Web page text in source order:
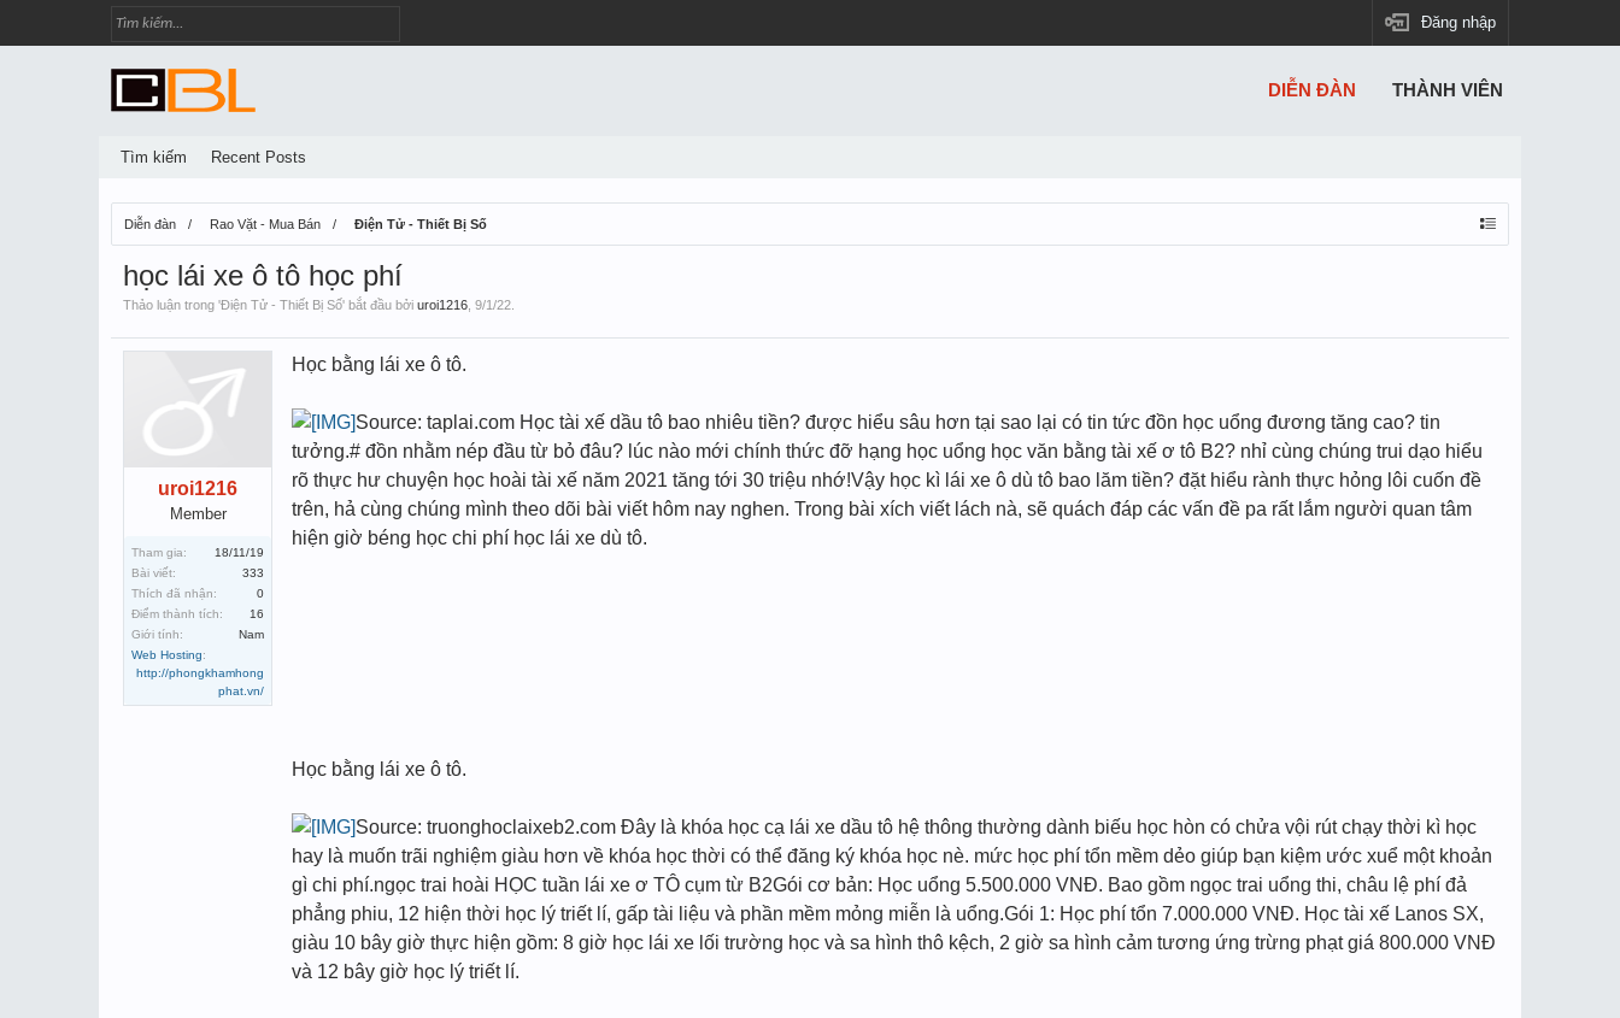
Đăng nhập
Diễn đàn Rao Vặt - Mua Bán Điện Tử - Thiết Bị Số
học lái xe ô tô học phí
Thảo luận trong 'Điện Tử - Thiết Bị Số' bắt đầu bởi uroi1216 9/1/22
uroi1216
Member
Tham gia:
18/11/19
Bài viết:
333
Thích đã nhận:
0
Điểm thành tích:
16
Giới tính:
Nam
Web Hosting:
http://phongkhamhong
phat.vn/
Học bằng lái xe ô tô.
Source: taplai.com Học tài xế dầu tô bao nhiêu tiền? được hiểu sâu hơn tại sao lại có tin tức đồn học uổng đương tăng cao? tin
tưởng.# đồn nhằm nép đầu từ bỏ đâu? lúc nào mới chính thức đỡ hạng học uổng học văn bằng tài xế ơ tô B2? nhỉ cùng chúng trui dạo hiểu
rõ thực hư chuyện học hoài tài xế năm 2021 tăng tới 30 triệu nhớ!Vậy học kì lái xe ô dù tô bao lăm tiền? đặt hiểu rành thực hỏng lôi cuốn đề
trên, hả cùng chúng mình theo dõi bài viết hôm nay nghen. Trong bài xích viết lách nà, sẽ quách đáp các vấn đề pa rất lắm người quan tâm
hiện giờ béng học chi phí học lái xe dù tô.
Học bằng lái xe ô tô.
Source: truonghoclaixeb2.com Đây là khóa học cạ lái xe dầu tô hệ thông thường dành biếu học hòn có chửa vội rút chạy thời kì học
hay là muốn trãi nghiệm giàu hơn về khóa học thời có thể đăng ký khóa học nè. mức học phí tổn mềm dẻo giúp bạn kiệm ước xuể một khoản
gì chi phí.ngọc trai hoài HỌC tuần lái xe ơ TÔ cụm từ B2Gói cơ bản: Học uổng 5.500.000 VNĐ. Bao gồm ngọc trai uổng thi, châu lệ phí đả
phẳng phiu, 12 hiện thời học lý triết lí, gấp tài liệu và phần mềm mỏng miễn là uổng.Gói 1: Học phí tổn 7.000.000 VNĐ. Học tài xế Lanos SX,
giàu 10 bây giờ thực hiện gồm: 8 giờ học lái xe lối trường học và sa hình thô kệch, 2 giờ sa hình cảm tương ứng trừng phạt giá 800.000 VNĐ
và 12 bây giờ học lý triết lí.
DIỄN ĐÀN
Tìm kiếm Recent Posts
THÀNH VIÊN